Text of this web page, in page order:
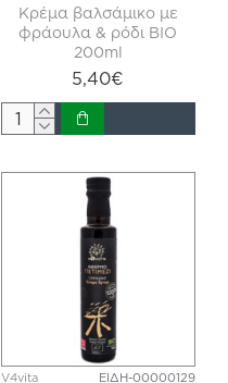
Κρέμα βαλσάμικο με
φράουλα & ρόδι ΒΙΟ
200ml
5,40€
V4vita ΕΙΔΗ-00000129